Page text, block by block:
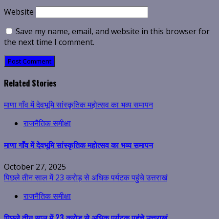
Website
Save my name, email, and website in this browser for
the next time I comment.
Related Stories
माणा गाँव में देवभूमि सांस्कृतिक महोत्सव का भव्य समापन
राजनैतिक समीक्षा
माणा गाँव में देवभूमि सांस्कृतिक महोत्सव का भव्य समापन
October 27, 2025
पिछले तीन साल में 23 करोड़ से अधिक पर्यटक पहुंचे उत्तराखं
राजनैतिक समीक्षा